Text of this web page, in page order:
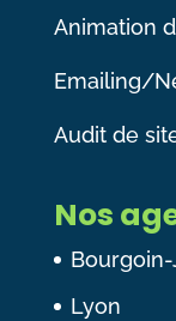
Animation
Emailing/
Audit de
Nos
Lyon